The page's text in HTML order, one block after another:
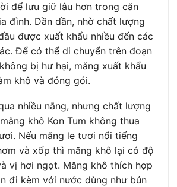
để lưu giữ lâu hơn trong căn
đình. Dần dần, nhờ chất lượng
được xuất khẩu nhiều đến các
Để có thể di chuyển trên đoạn
bị hư hại, măng xuất khẩu
khô và đóng gói.
nhiều nắng, nhưng chất lượng
khô Kon Tum không thua
Nếu măng le tươi nổi tiếng
và xốp thì măng khô lại có độ
vị hơi ngọt. Măng khô thích hợp
đi kèm với nước dùng như bún